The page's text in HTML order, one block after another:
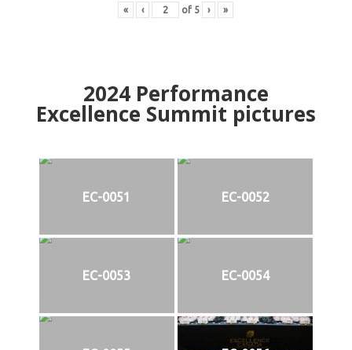
« ‹ of 5 › »
2024Performance
Excellence Summit pictures
EC-0051 EC-0052
EC-0053 EC-0054